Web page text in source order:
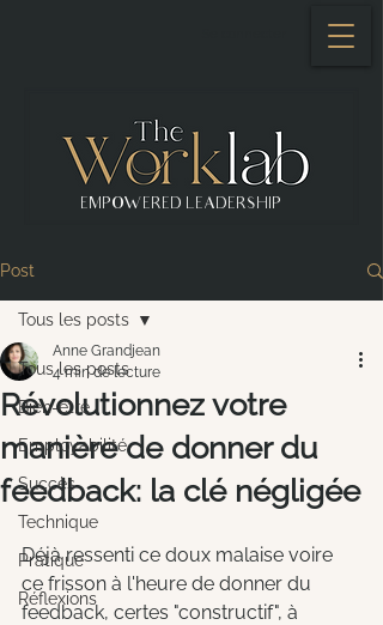
EMPOWERED LEADERSHIP
Post
Tous les posts
Bien-être
Employabilité
Succès
Technique
Pratique
Réflexions
Tous les posts
Révolutionnez votre
manière de donner du
feedback: la clé négligée
Anne Grandjean
4 min de lecture
Déjà ressenti ce doux malaise voire
ce frisson à l'heure de donner du
feedback, certes "constructif", à